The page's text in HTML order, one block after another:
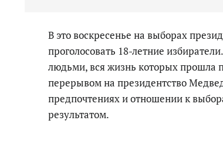
В это воскресенье на выборах
проголосовать 18-летние
людьми, вся жизнь которых прошла
перерывом на президентство
предпочтениях и отношении к
результатом.